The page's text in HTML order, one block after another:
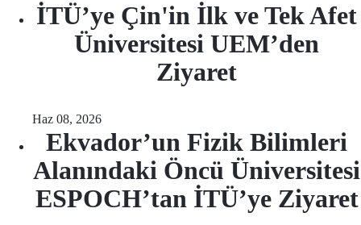
İTÜ’ye Çin'in İlk ve Tek Afet
Üniversitesi UEM’den
Ziyaret
Haz 08, 2026
Ekvador’un Fizik Bilimleri
Alanındaki Öncü Üniversitesi
ESPOCH’tan İTÜ’ye Ziyaret